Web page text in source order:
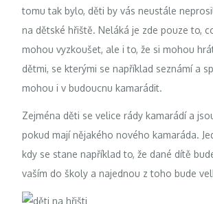
tomu tak bylo, děti by vás neustále
na dětské hřiště. Neláká je zde pouze to,
mohou vyzkoušet, ale i to, že si mohou
dětmi, se kterými se například seznámí a
mohou i v budoucnu kamarádit.
Zejména děti se velice rády kamarádí a
pokud mají nějakého nového kamaráda.
kdy se stane například to, že dané dítě
vaším do školy a najednou z toho bude